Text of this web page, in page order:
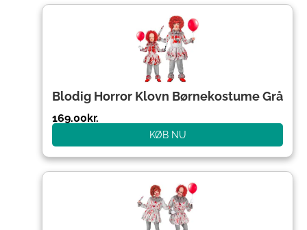
Blodig Horror Klovn Børnekostume Grå
169.00kr.
KØB NU